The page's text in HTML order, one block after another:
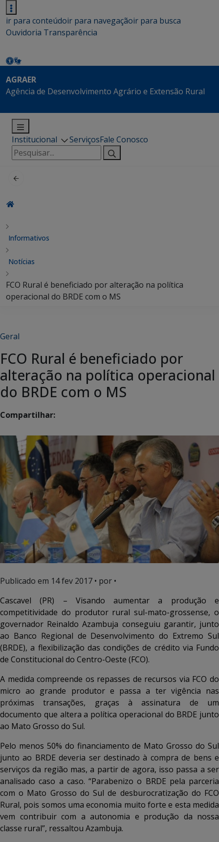
ir para conteúdoir para navegaçãoir para busca
Ouvidoria Transparência
AGRAER
Agência de Desenvolvimento Agrário e Extensão Rural
Institucional ServiçosFale Conosco
Pesquisar
por:
Informativos
Notícias
FCO Rural é beneficiado por alteração na política
operacional do BRDE com o MS
Geral
FCO Rural é beneficiado por
alteração na política operacional
do BRDE com o MS
Compartilhar:
Publicado em 14 fev 2017 • por •
Cascavel (PR) – Visando aumentar a produção e
competitividade do produtor rural sul-mato-grossense, o
governador Reinaldo Azambuja conseguiu garantir, junto
ao Banco Regional de Desenvolvimento do Extremo Sul
(BRDE), a flexibilização das condições de crédito via Fundo
de Constitucional do Centro-Oeste (FCO).
A medida compreende os repasses de recursos via FCO do
micro ao grande produtor e passa a ter vigência nas
próximas transações, graças à assinatura de um
documento que altera a política operacional do BRDE junto
ao Mato Grosso do Sul.
Pelo menos 50% do financiamento de Mato Grosso do Sul
junto ao BRDE deveria ser destinado à compra de bens e
serviços da região mas, a partir de agora, isso passa a ser
analisado caso a caso. “Parabenizo o BRDE pela parceria
com o Mato Grosso do Sul de desburocratização do FCO
Rural, pois somos uma economia muito forte e esta medida
vem contribuir com a autonomia e produção da nossa
classe rural”, ressaltou Azambuja.